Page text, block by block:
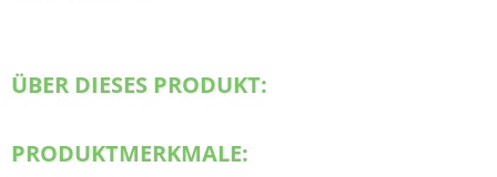
ÜBER DIESES PRODUKT:
PRODUKTMERKMALE: